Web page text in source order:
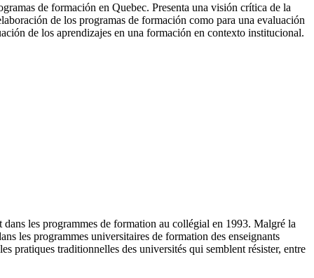
de formación en Quebec. Presenta una visión crítica de la
de los programas de formación como para una evaluación
de los aprendizajes en una formación en contexto institucional.
les programmes de formation au collégial en 1993. Malgré la
les programmes universitaires de formation des enseignants
pratiques traditionnelles des universités qui semblent résister, entre